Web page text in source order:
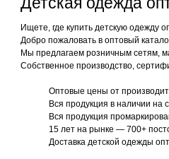
Ищете, где купить детскую одежду
Добро пожаловать в оптовый
Мы предлагаем розничным сетям,
Собственное производство,
Оптовые цены от
Вся продукция в наличии на
Вся продукция
15 лет на рынке — 700+
Доставка детской одежды